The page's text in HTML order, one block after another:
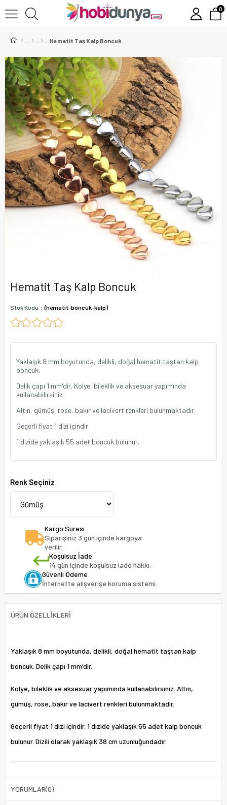
0
Hematit Taş Kalp Boncuk
Hematit Taş Kalp Boncuk
Stok Kodu (hematit-boncuk-kalp)
Yaklaşık 8 mm boyutunda, delikli, doğal hematit taştan kalp
boncuk.
Delik çapı 1 mm'dir. Kolye, bileklik ve aksesuar yapımında
kullanabilirsiniz.
Altın, gümüş, rose, bakır ve lacivert renkleri bulunmaktadır.
Geçerli fiyat 1 dizi içindir.
1 dizide yaklaşık 55 adet boncuk bulunur.
Renk Seçiniz
Kargo Süresi
Siparişiniz 3 gün içinde kargoya
verilir.
Koşulsuz İade
14 gün içinde koşulsuz iade hakkı.
Güvenli Ödeme
İnternette alışverişe koruma sistemi.
ÜRÜN ÖZELLIKLERI
Yaklaşık 8 mm boyutunda, delikli, doğal hematit taştan kalp
boncuk. Delik çapı 1 mm'dir.
Kolye, bileklik ve aksesuar yapımında kullanabilirsiniz. Altın,
gümüş, rose, bakır ve lacivert renkleri bulunmaktadır.
Geçerli fiyat 1 dizi içindir. 1 dizide yaklaşık 55 adet kalp boncuk
bulunur. Dizili olarak yaklaşık 38 cm uzunluğundadır.
YORUMLAR(0)